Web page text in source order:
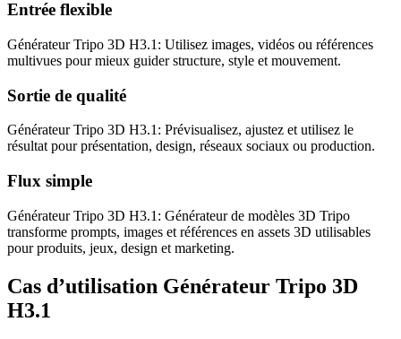
Entrée flexible
Générateur Tripo 3D H3.1: Utilisez images, vidéos ou références
multivues pour mieux guider structure, style et mouvement.
Sortie de qualité
Générateur Tripo 3D H3.1: Prévisualisez, ajustez et utilisez le
résultat pour présentation, design, réseaux sociaux ou production.
Flux simple
Générateur Tripo 3D H3.1: Générateur de modèles 3D Tripo
transforme prompts, images et références en assets 3D utilisables
pour produits, jeux, design et marketing.
Cas d’utilisation Générateur Tripo 3D
H3.1